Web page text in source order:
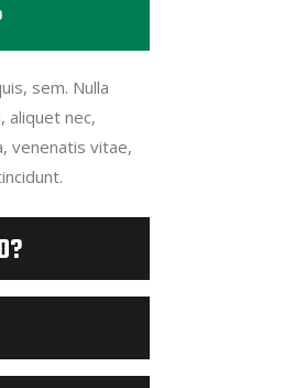
sem. Nulla
aliquet nec,
venenatis vitae,